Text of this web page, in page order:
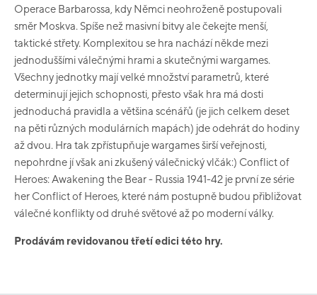
Operace Barbarossa, kdy Němci neohroženě postupovali
směr Moskva. Spíše než masivní bitvy ale čekejte menší,
taktické střety. Komplexitou se hra nachází někde mezi
jednoduššími válečnými hrami a skutečnými wargames.
Všechny jednotky mají velké množství parametrů, které
determinují jejich schopnosti, přesto však hra má dosti
jednoduchá pravidla a většina scénářů (je jich celkem deset
na pěti různých modulárních mapách) jde odehrát do hodiny
až dvou. Hra tak zpřístupňuje wargames širší veřejnosti,
nepohrdne jí však ani zkušený válečnický vlčák:) Conflict of
Heroes: Awakening the Bear - Russia 1941-42 je první ze série
her Conflict of Heroes, které nám postupně budou přibližovat
válečné konflikty od druhé světové až po moderní války.
Prodávám revidovanou třetí edici této hry.